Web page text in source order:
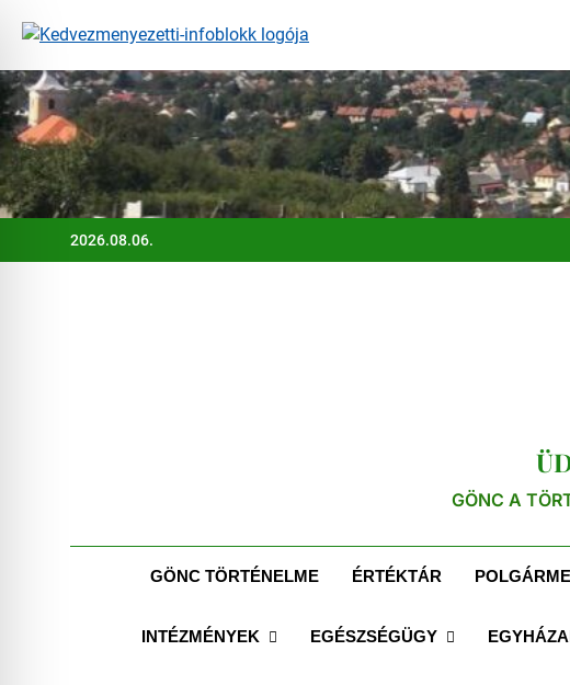
2026.08.06.
GÖNC A
GÖNC TÖRTÉNELME ÉRTÉKTÁR
INTÉZMÉNYEK EGÉSZSÉGÜGY